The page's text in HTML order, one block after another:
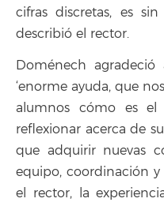
cifras discretas, es
describió el rector.
Doménech
‘enorme ayuda, que
alumnos cómo es
reflexionar acerca de
que adquirir nuevas
equipo, coordinación y
el rector, la